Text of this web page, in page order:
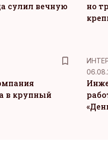
сулил вечную
но
в крупный